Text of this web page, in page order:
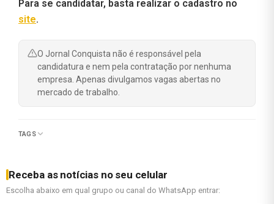
Para se candidatar, basta realizar o cadastro no
site.
O Jornal Conquista não é responsável pela
candidatura e nem pela contratação por nenhuma
empresa. Apenas divulgamos vagas abertas no
mercado de trabalho.
TAGS
Receba as notícias no seu celular
Escolha abaixo em qual grupo ou canal do WhatsApp entrar: